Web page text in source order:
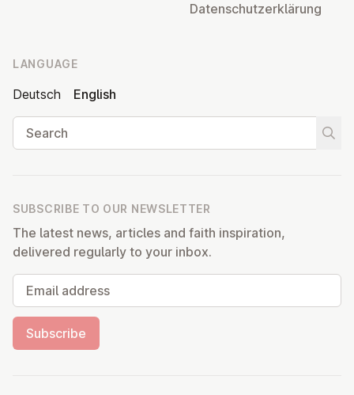
Datens­chutzerklärung
LANGUAGE
Deutsch
English
Search
SUBSCRIBE TO OUR NEWSLETTER
The latest news, articles and faith inspiration,
delivered regularly to your inbox.
Email address
Subscribe